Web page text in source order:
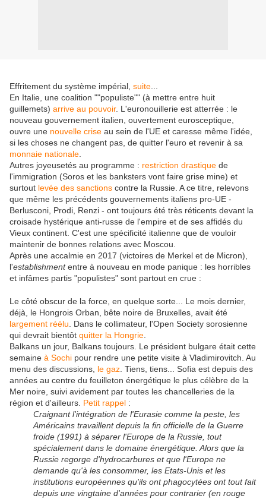
Effritement du système impérial, suite
En Italie, une coalition ""populiste"" (à mettre entre huit
guillemets) arrive au pouvoir. L'euronouillerie est atterrée : le
nouveau gouvernement italien, ouvertement eurosceptique,
ouvre une nouvelle crise au sein de l'UE et caresse même l'idée,
si les choses ne changent pas, de quitter l'euro et revenir à sa
monnaie nationale
Autres joyeusetés au programme : restriction drastique de
l'immigration (Soros et les banksters vont faire grise mine) et
surtout levée des sanctions contre la Russie. A ce titre, relevons
que même les précédents gouvernements italiens pro-UE -
Berlusconi, Prodi, Renzi - ont toujours été très réticents devant la
croisade hystérique anti-russe de l'empire et de ses affidés du
Vieux continent. C'est une spécificité italienne que de vouloir
maintenir de bonnes relations avec Moscou.
Après une accalmie en 2017 (victoires de Merkel et de Micron),
l'establishmententre à nouveau en mode panique : les horribles
et infâmes partis "populistes" sont partout en crue :
Le côté obscur de la force, en quelque sorte... Le mois dernier,
déjà, le Hongrois Orban, bête noire de Bruxelles, avait été
largement réélu . Dans le collimateur, l'Open Society sorosienne
qui devrait bientôt quitter la Hongrie
Balkans un jour, Balkans toujours. Le président bulgare était cette
semaine à Sochi pour rendre une petite visite à Vladimirovitch. Au
menu des discussions, le gaz . Tiens, tiens... Sofia est depuis des
années au centre du feuilleton énergétique le plus célèbre de la
Mer noire, suivi avidement par toutes les chancelleries de la
région et d'ailleurs. Petit rappel :
Craignant l'intégration de l'Eurasie comme la peste, les
Américains travaillent depuis la fin officielle de la Guerre
froide (1991) à séparer l'Europe de la Russie, tout
spécialement dans le domaine énergétique. Alors que la
Russie regorge d'hydrocarbures et que l'Europe ne
demande qu'à les consommer, les Etats-Unis et les
institutions européennes qu'ils ont phagocytées ont tout fait
depuis une vingtaine d'années pour contrarier (en rouge